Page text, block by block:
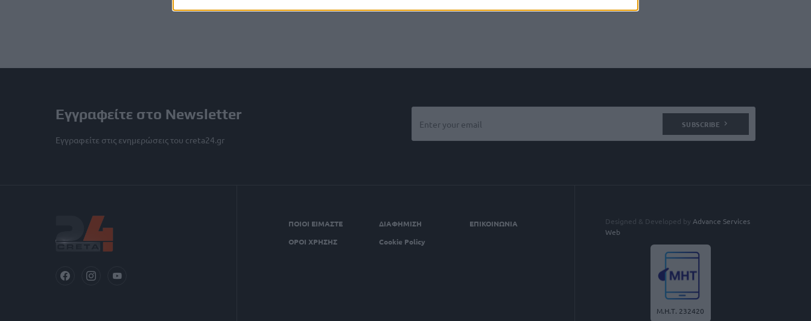
Εγγραφείτε στο Newsletter
Εγγραφείτε στις ενημερώσεις του creta24.gr
SUBSCRIBE
ΠΟΙΟΙ ΕΙΜΑΣΤΕ ΔΙΑΦΗΜΙΣΗ
ΕΠΙΚΟΙΝΩΝΙΑ
ΟΡΟΙ ΧΡΗΣΗΣ
Cookie Policy
Designed & Developed by Advance Services
Web
Μ.Η.Τ. 232420